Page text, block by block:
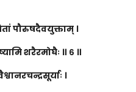
पौरुषदैवयुक्ताम् ।
शरैरमोघैः ॥ ६ ॥
।